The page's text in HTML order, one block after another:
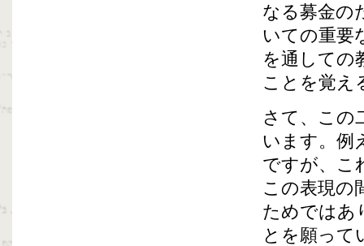
なる募金の
いての重要
を通しての
ことを覚え
さて、この
います。例
ですが、こ
この表現の
ためではあ
とを願って